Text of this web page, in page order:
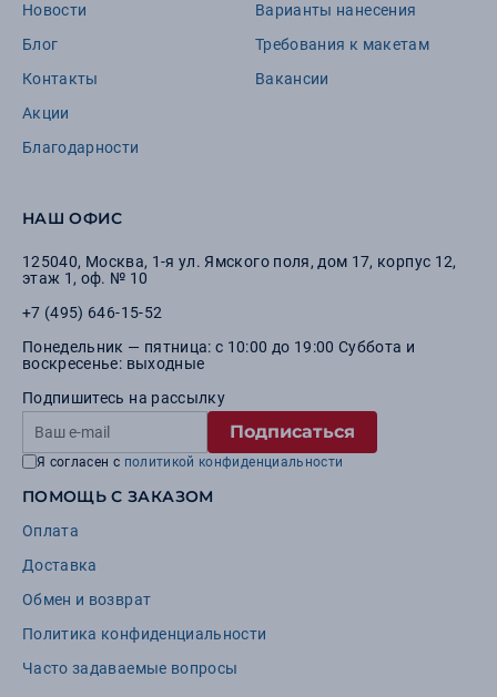
Новости
Блог
Контакты
Акции
Благодарности
Варианты нанесения
Требования к макетам
Вакансии
НАШ ОФИС
125040, Москва, 1-я ул. Ямского поля, дом 17, корпус 12,
этаж 1, оф. № 10
+7 (495) 646-15-52
Понедельник — пятница: с 10:00 до 19:00 Суббота и
воскресенье: выходные
Подпишитесь на рассылку
Подписаться
Я согласен с политикой конфиденциальности
ПОМОЩЬ С ЗАКАЗОМ
Оплата
Доставка
Обмен и возврат
Политика конфиденциальности
Часто задаваемые вопросы